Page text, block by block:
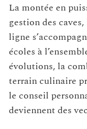
La montée en
gestion des
ligne
écoles à
évolutions, la
terrain culinaire
le conseil
deviennent des